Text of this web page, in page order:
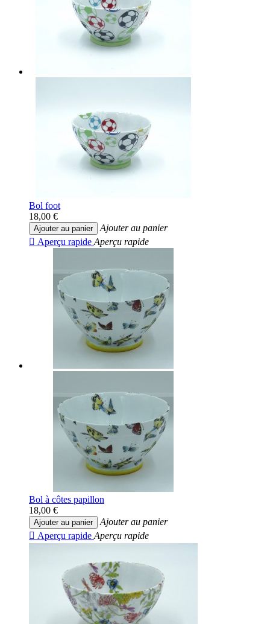
Bol foot
18,00 €
Ajouter au panier
Ajouter au panier
 Aperçu rapide Aperçu rapide
Bol à côtes papillon
18,00 €
Ajouter au panier
Ajouter au panier
 Aperçu rapide Aperçu rapide